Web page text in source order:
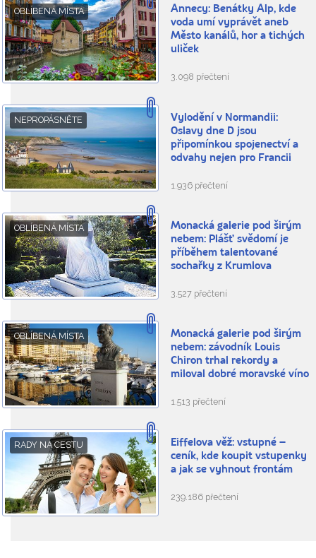
OBLÍBENÁ MÍSTA
Annecy: Benátky Alp, kde
voda umí vyprávět aneb
Město kanálů, hor a tichých
uliček
3.098 přečtení
NEPROPÁSNĚTE
Vylodění v Normandii:
Oslavy dne D jsou
připomínkou spojenectví a
odvahy nejen pro Francii
1.936 přečtení
OBLÍBENÁ MÍSTA
Monacká galerie pod širým
nebem: Plášť svědomí je
příběhem talentované
sochařky z Krumlova
3.527 přečtení
OBLÍBENÁ MÍSTA
Monacká galerie pod širým
nebem: závodník Louis
Chiron trhal rekordy a
miloval dobré moravské víno
1.513 přečtení
RADY NA CESTU
Eiffelova věž: vstupné –
ceník, kde koupit vstupenky
a jak se vyhnout frontám
239.186 přečtení